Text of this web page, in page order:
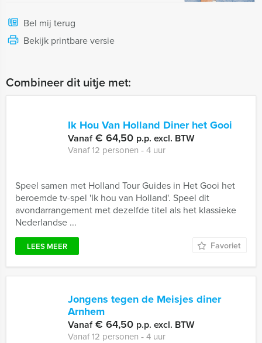
Bel mij terug
Bekijk printbare versie
Combineer dit uitje met:
Ik Hou Van Holland Diner het Gooi
Vanaf€ 64,50 p.p. excl. BTW
Vanaf 12 personen ‐ 4 uur
Speel samen met Holland Tour Guides in Het Gooi het
beroemde tv-spel 'Ik hou van Holland'. Speel dit
avondarrangement met dezelfde titel als het klassieke
Nederlandse ...
LEES MEER Favoriet
Jongens tegen de Meisjes diner
Arnhem
Vanaf€ 64,50 p.p. excl. BTW
Vanaf 12 personen ‐ 4 uur